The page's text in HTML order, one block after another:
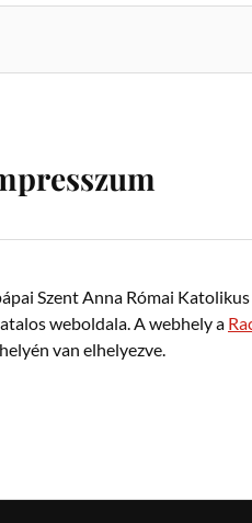
Szent Anna Római
weboldala. A webhely a
van elhelyezve.